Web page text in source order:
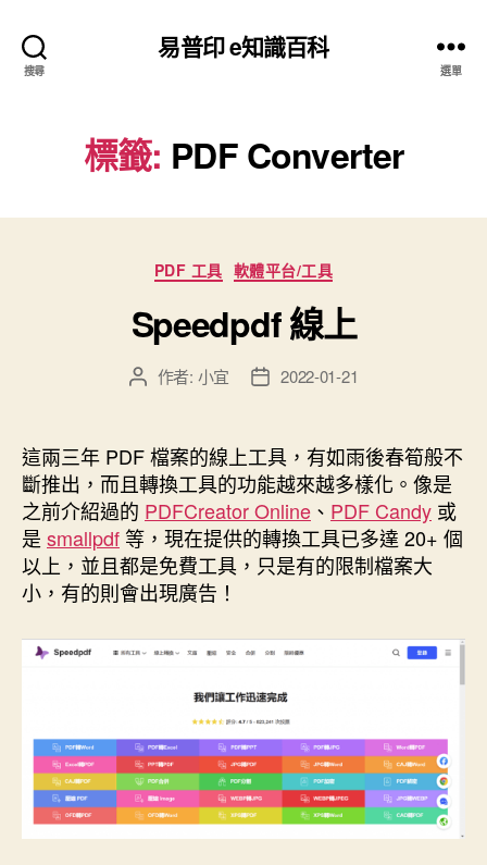
搜尋
易普印 e知識百科
選單
標籤: PDF Converter
分
類
PDF 工具 軟體平台/工具
Speedpdf 線上
文
者
作者: 小宜
文
佈
日
期
2022-01-21
這兩三年 PDF 檔案的線上工具，有如雨後春筍般不
斷推出，而且轉換工具的功能越來越多樣化。像是
之前介紹過的 PDFCreator Online 、 PDF Candy 或
是 smallpdf 等，現在提供的轉換工具已多達 20+ 個
以上，並且都是免費工具，只是有的限制檔案大
小，有的則會出現廣告！